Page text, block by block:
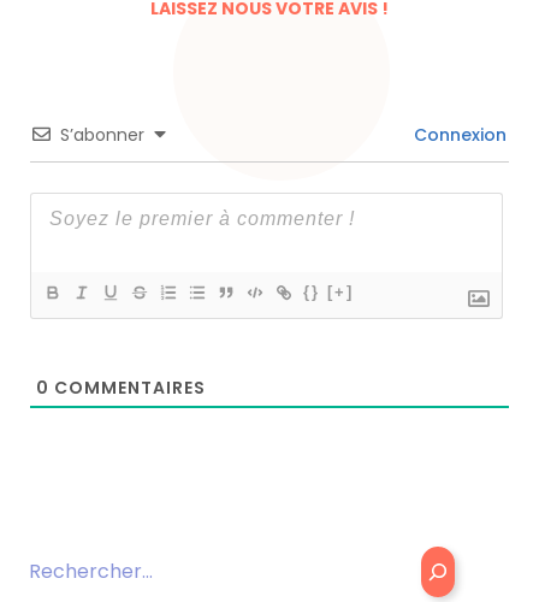
LAISSEZ NOUS VOTRE AVIS !
S’abonner Connexion
{} [+]
0 COMMENTAIRES
Rechercher